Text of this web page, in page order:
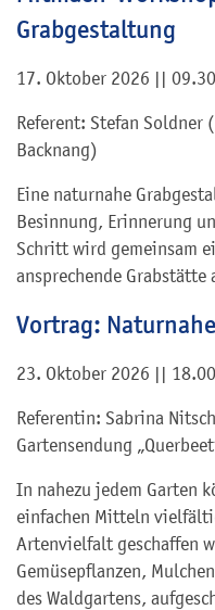
Grabgestaltung
17. Oktober 2026 ||
Referent: Stefan Soldner
Backnang)
Eine naturnahe
Besinnung, Erinnerung
Schritt wird gemeinsam
ansprechende Grabstätte
Vortrag:
23. Oktober 2026 ||
Referentin: Sabrina
Gartensendung
In nahezu jedem Garten
einfachen Mitteln
Artenvielfalt geschaffen
Gemüsepflanzen,
des Waldgartens,